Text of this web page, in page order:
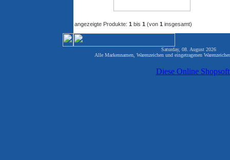
angezeigte Produkte: 1 bis 1 (von 1 insgesamt)
Saturday, 08. August 2026
Alle Markennamen, Warenzeichen und eingetragenen
Diese Online